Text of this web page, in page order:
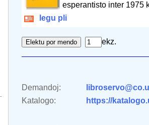
esperantisto inter 1975
legu pli
ekz.
Demandoj:
Katalogo:
https://